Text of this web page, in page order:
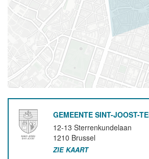
GEMEENTE SINT-JOOST-
12-13 Sterrenkundelaan
1210 Brussel
ZIE KAART